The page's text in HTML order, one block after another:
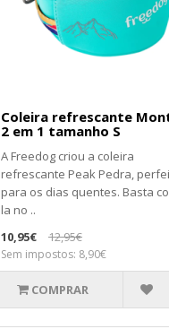
Coleira refrescante
2 em 1 tamanho S
A Freedog criou a coleira
refrescante Peak Pedra,
para os dias quentes. Basta
la no ..
10,95€
12,95€
Sem impostos: 8,90€
COMPRAR